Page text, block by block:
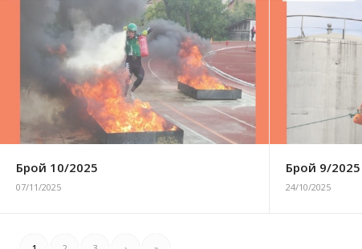
Брой 10/2025
07/11/2025
Брой 9/2025
24/10/2025